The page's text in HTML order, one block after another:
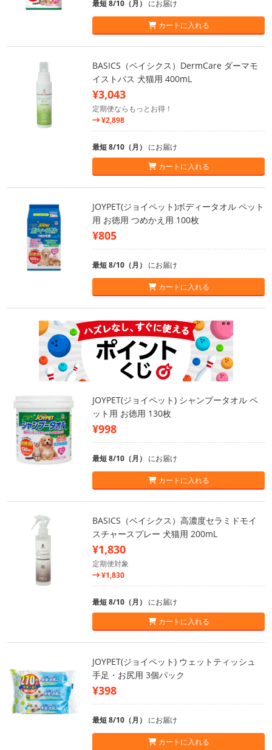
最短 8/10（月） にお届け
カートに入れる
BASICS（ベイシクス）DermCare ダーマモ
イストバス 犬猫用 400mL
¥3,043
定期便ならもっとお得！
¥2,898
最短 8/10（月） にお届け
カートに入れる
JOYPET(ジョイペット)ボディータオル ペット
用 お徳用 つめかえ用 100枚
¥805
最短 8/10（月） にお届け
カートに入れる
JOYPET(ジョイペット) シャンプータオル ペ
ット用 お徳用 130枚
¥998
最短 8/10（月） にお届け
カートに入れる
BASICS（ベイシクス）高濃度セラミドモイ
スチャースプレー 犬猫用 200mL
¥1,830
定期便対象
¥1,830
最短 8/10（月） にお届け
カートに入れる
JOYPET(ジョイペット) ウェットティッシュ
手足・お尻用 3個パック
¥398
最短 8/10（月） にお届け
カートに入れる